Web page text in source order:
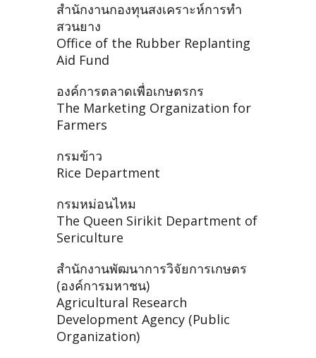
สำนักงานกองทุนสงเคราะห์การทำ
สวนยาง
Office of the Rubber Replanting
Aid Fund
องค์การตลาดเพื่อเกษตรกร
The Marketing Organization for
Farmers
กรมข้าว
Rice Department
กรมหม่อนไหม
The Queen Sirikit Department of
Sericulture
สำนักงานพัฒนาการวิจัยการเกษตร
(องค์การมหาชน)
Agricultural Research
Development Agency (Public
Organization)